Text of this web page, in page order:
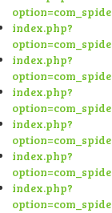
index.php?
index.php?
index.php?
index.php?
index.php?
index.php?